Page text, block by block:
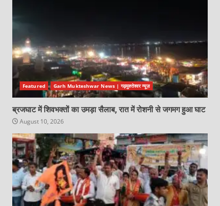
Featured Garh Mukteshwar News | गढ़मुक्तेश्वर न्यूज़
ब्रजघाट में शिवभक्तों का उमड़ा सैलाब, रात में रोशनी से जगमग हुआ घाट
August 10, 2026